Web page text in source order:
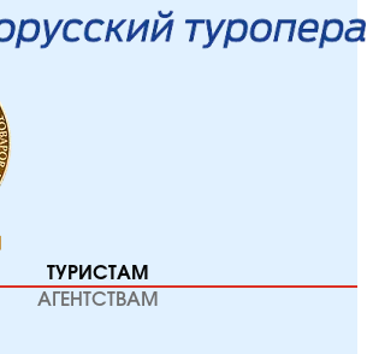
ТУРИСТАМ
АГЕНТСТВАМ